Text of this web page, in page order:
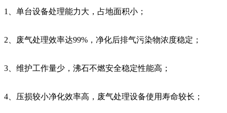
1、单台设备处理能力大，占地面积小；
2、废气处理效率达99%，净化后排气污染物浓度稳定；
3、维护工作量少，沸石不燃安全稳定性能高；
4、压损较小净化效率高，废气处理设备使用寿命较长；